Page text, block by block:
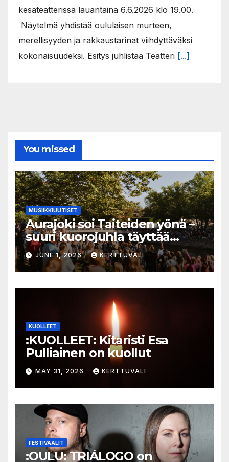
kesäteatterissa lauantaina 6.6.2026 klo 19.00.
Näytelmä yhdistää oululaisen murteen,
merellisyyden ja rakkaustarinat viihdyttäväksi
kokonaisuudeksi. Esitys juhlistaa Teatteri [...]
You missed
MUSIIKKIUUTISET
Aurajoki soi Taiteiden yönä –
suuri kuorojuhla täyttää
jokirannan musiikilla
JUNE 1, 2026 KERTTUVALI
KUOLLEET
:KUOLLEET: Kitaristi Esa
Pulliainen on kuollut
MAY 31, 2026 KERTTUVALI
FESTIVAALIT
:OULU: TRIÁLOGO on